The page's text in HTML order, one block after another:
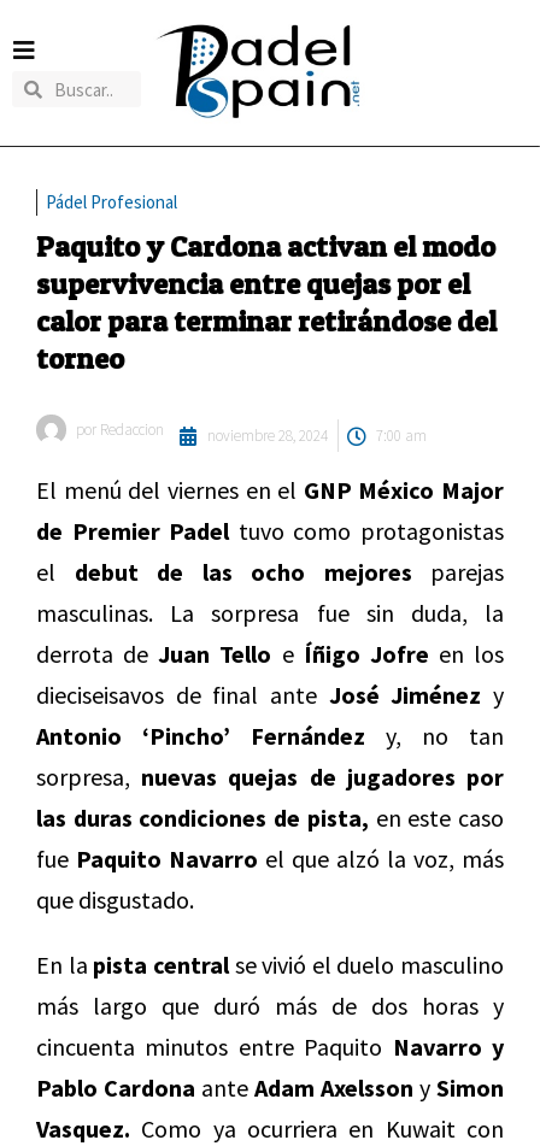
Pádel Profesional
Paquito y Cardona activan el modo
supervivencia entre quejas por el
calor para terminar retirándose del
torneo
por Redaccion noviembre 28, 2024 7:00 am
El menú del viernes en el GNP México Major
de Premier Padeltuvo como protagonistas
el debut de las ocho mejores parejas
masculinas. La sorpresa fue sin duda, la
derrota deJuan Tello eÍñigo Jofre en los
dieciseisavos de final ante José Jiménez y
Antonio ‘Pincho’ Fernández y, no tan
sorpresa, nuevas quejas de jugadores por
las duras condiciones de pista, en este caso
fue Paquito Navarro el que alzó la voz, más
que disgustado.
En la pista centralse vivió el duelo masculino
más largo que duró más de dos horas y
cincuenta minutos entre Paquito Navarro y
Pablo Cardona ante Adam Axelsson y Simon
Vasquez. Como ya ocurriera en Kuwait con